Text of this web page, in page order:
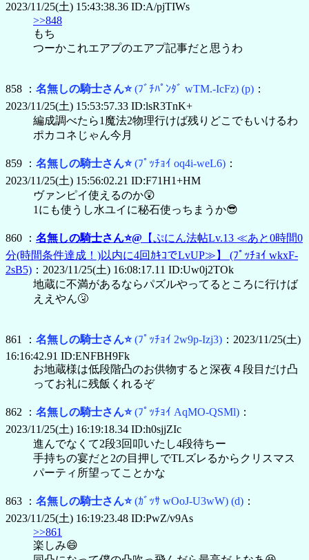
2023/11/25(土) 15:43:38.36 ID:A/pjTIWs
>>848
もち
つーかこれエアプのエアプ記事だと思うわ
858 ： 名無しの騎士さん⭐(ﾌﾞﾁﾊﾟﾝﾀﾞ wTM.-IcFz) (p) ：
2023/11/25(土) 15:53:57.33 ID:lsR3TnK+
編成調べたら1魔法2物理行けば残りどこでもいけるわ
ポカコネじゃん今月
859 ： 名無しの騎士さん⭐(ﾌﾟｯﾁｮｲ oq4i-weL6) ：
2023/11/25(土) 15:56:02.21 ID:F71H1+HM
ヴァンピイ使えるのか😲
1にも使うし水ユイに秘石使っちまうか😎
860 ： 名無しの騎士さん⭐@ 【ぷにん法帖Lv.13 ≪あと0時間0
分(時間条件達成！)以内に4回ｶｷｺでLvUP≫】
(ﾌﾟｯﾁｮｲ wkxF-
2sB5) ：2023/11/25(土) 16:08:17.11 ID:Uw0j2TOk
地蔵に不満があるならパズルやってるところに行けば
ええやん🤧
861 ： 名無しの騎士さん⭐(ﾌﾟｯﾁｮｲ 2w9p-Izj3) ：2023/11/25(土)
16:16:42.91 ID:ENFBH9Fk
お地蔵様は低段階凸のお供物すると深夜４段目だけ凸
ってお礼に残飯くれるぞ
862 ： 名無しの騎士さん⭐(ﾌﾟｯﾁｮｲ AqMO-QSMl) ：
2023/11/25(土) 16:19:18.34 ID:h0sjjZIc
進んでなくて2段3回叩いたし4段待ちー
手持ちの宴だと2の目押しでTLズレるからクリスマス
パーティ所望ってことかな
863 ： 名無しの騎士さん⭐(ｶﾞｯｻ wOoJ-U3wW) (d) ：
2023/11/25(土) 16:19:23.48 ID:PwZ/v9As
>>861
楽しみ😄